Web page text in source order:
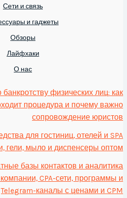
Сети и связь
и гаджеты
Обзоры
Лайфхаки
О нас
физических лиц: как
процедура и почему важно
сопровождение юристов
для гостиниц, отелей и SPA
гели, мыло и диспенсеры оптом
базы контактов и аналитика
CPA-сети, программы и
Telegram-каналы с ценами и CPM